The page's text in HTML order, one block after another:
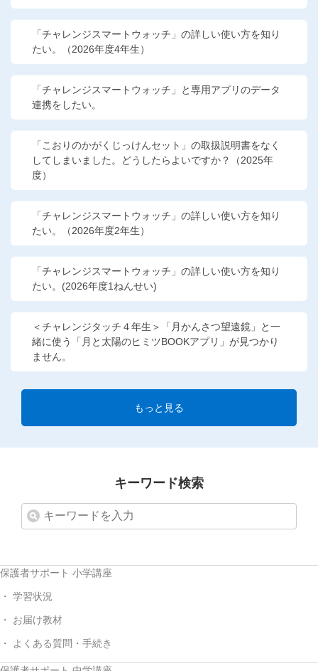
「チャレンジスマートウォッチ」の詳しい使い方を知り
たい。（2026年度4年生）
「チャレンジスマートウォッチ」と専用アプリのデータ
連携をしたい。
「こおりのかがくじっけんセット」の取扱説明書をなく
してしまいました。どうしたらよいですか？（2025年
度）
「チャレンジスマートウォッチ」の詳しい使い方を知り
たい。（2026年度2年生）
「チャレンジスマートウォッチ」の詳しい使い方を知り
たい。(2026年度1ねんせい)
＜チャレンジタッチ４年生＞「月かんさつ望遠鏡」と一
緒に使う「月と太陽のヒミツBOOKアプリ」が見つかり
ません。
もっと見る
キーワード検索
保護者サポート 小学講座
学習状況
お届け教材
よくある質問・手続き